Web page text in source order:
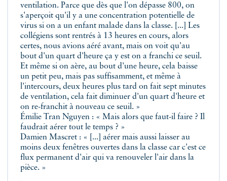
ventilation. Parce que dès que l'on dépasse 800, on
s'aperçoit qu'il y a une concentration potentielle de
virus si on a un enfant malade dans la classe. [...] Les
collégiens sont rentrés à 13 heures en cours, alors
certes, nous avions aéré avant, mais on voit qu'au
bout d'un quart d'heure ça y est on a franchi ce seuil.
Et même si on aère, au bout d'une heure, cela baisse
un petit peu, mais pas suffisamment, et même à
l'intercours, deux heures plus tard on fait sept minutes
de ventilation, cela fait diminuer d'un quart d'heure et
on re-franchit à nouveau ce seuil. »
Émilie Tran Nguyen : « Mais alors que faut-il faire ? Il
faudrait aérer tout le temps ? »
Damien Mascret : « [...] aérer mais aussi laisser au
moins deux fenêtres ouvertes dans la classe car c'est ce
flux permanent d'air qui va renouveler l'air dans la
pièce. »